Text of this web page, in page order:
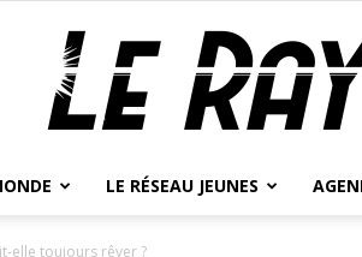
LE RÉSEAU JEUNES
elle toujours rêver ?